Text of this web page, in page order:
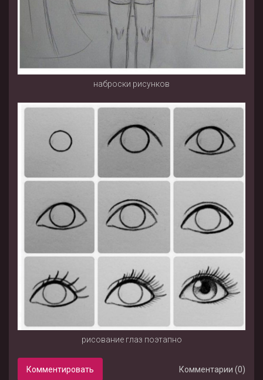
наброски рисунков
рисование глаз поэтапно
Комментировать Комментарии (0)